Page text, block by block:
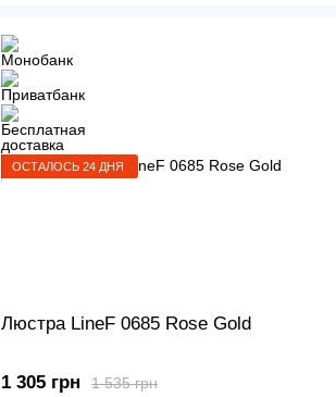
ОСТАЛОСЬ 24 ДНЯ
Люстра LineF 0685 Rose Gold
1 535 грн
1 305 грн